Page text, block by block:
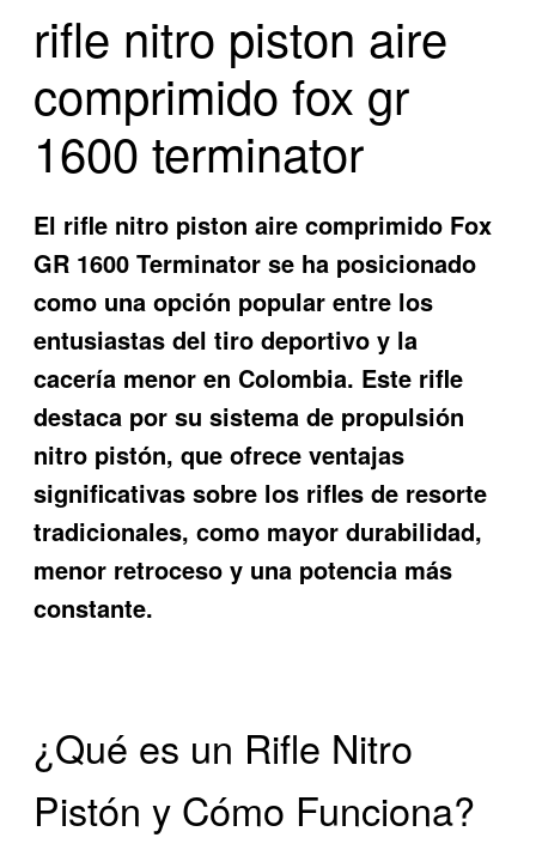
rifle nitro piston aire
comprimido fox gr
1600 terminator
El rifle nitro piston aire comprimido Fox
GR 1600 Terminator se ha posicionado
como una opción popular entre los
entusiastas del tiro deportivo y la
cacería menor en Colombia. Este rifle
destaca por su sistema de propulsión
nitro pistón, que ofrece ventajas
significativas sobre los rifles de resorte
tradicionales, como mayor durabilidad,
menor retroceso y una potencia más
constante.
¿Qué es un Rifle Nitro
Pistón y Cómo Funciona?